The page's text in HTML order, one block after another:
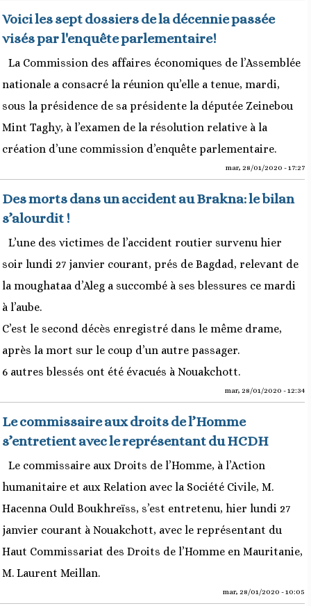
Voici les sept dossiers de la décennie passée
visés par l'enquête parlementaire!
La Commission des affaires économiques de l’Assemblée
nationale a consacré la réunion qu’elle a tenue, mardi,
sous la présidence de sa présidente la députée Zeinebou
Mint Taghy, à l’examen de la résolution relative à la
création d’une commission d’enquête parlementaire.
mar, 28/01/2020 - 17:27
Des morts dans un accident au Brakna: le bilan
s’alourdit !
L’une des victimes de l’accident routier survenu hier
soir lundi 27 janvier courant, prés de Bagdad, relevant de
la moughataa d’Aleg a succombé à ses blessures ce mardi
à l’aube.
C’est le second décès enregistré dans le même drame,
après la mort sur le coup d’un autre passager.
6 autres blessés ont été évacués à Nouakchott.
mar, 28/01/2020 - 12:34
Le commissaire aux droits de l’Homme
s’entretient avec le représentant du HCDH
Le commissaire aux Droits de l’Homme, à l’Action
humanitaire et aux Relation avec la Société Civile, M.
Hacenna Ould Boukhreïss, s’est entretenu, hier lundi 27
janvier courant à Nouakchott, avec le représentant du
Haut Commissariat des Droits de l’Homme en Mauritanie,
M. Laurent Meillan.
mar, 28/01/2020 - 10:05